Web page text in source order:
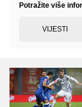
Potražite više
VIJESTI